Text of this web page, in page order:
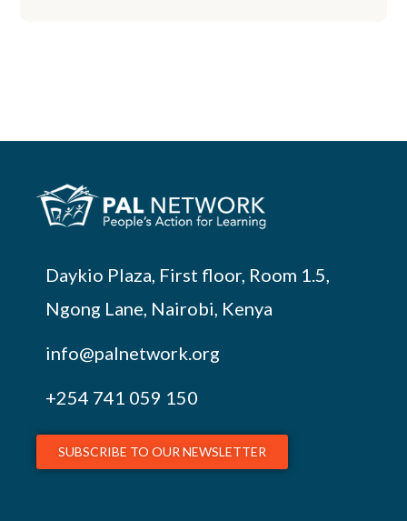
Daykio Plaza, First floor, Room 1.5,
Ngong Lane, Nairobi, Kenya
info@palnetwork.org
+254 741 059 150
SUBSCRIBE TO OUR NEWSLETTER